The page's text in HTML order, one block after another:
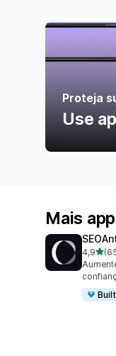
Proteja
Use
Mais
4,9de 5
654